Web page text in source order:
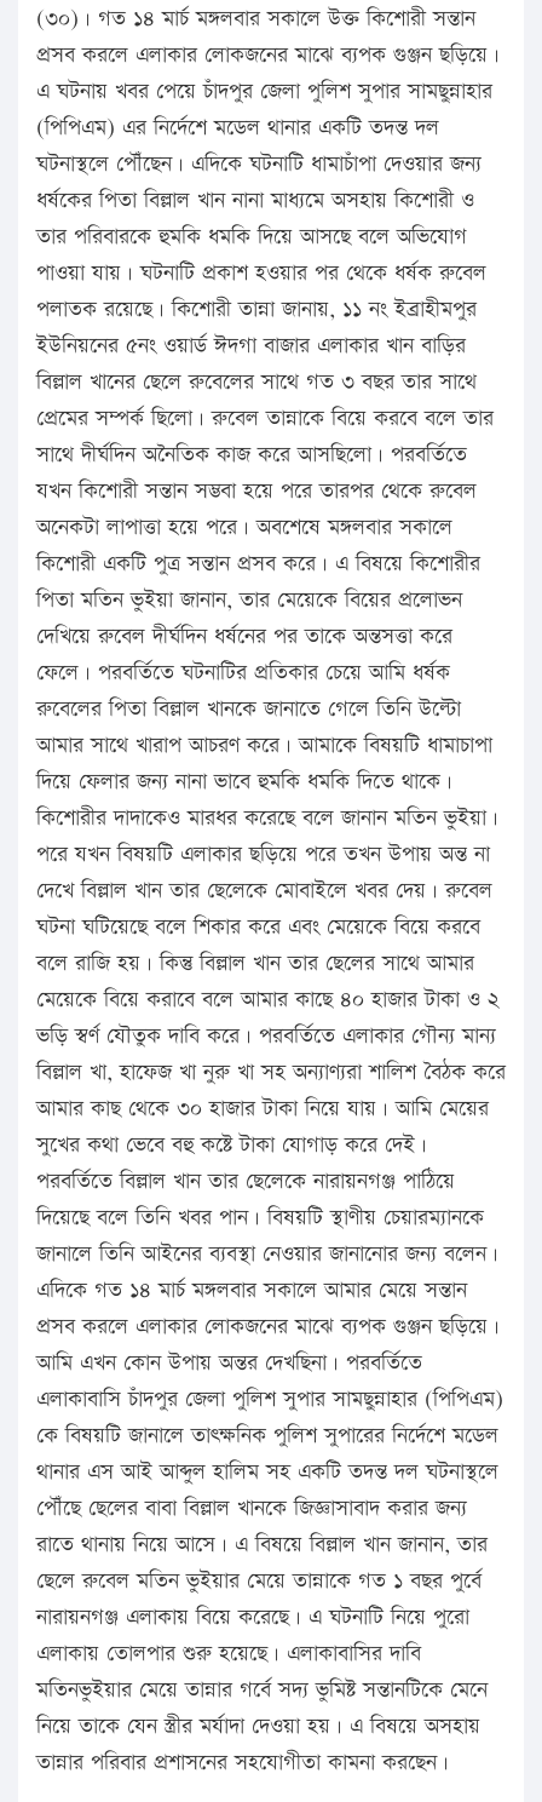
(৩০)। গত ১৪ মার্চ মঙ্গলবার সকালে উক্ত কিশোরী সন্তান
প্রসব করলে এলাকার লোকজনের মাঝে ব্যপক গুঞ্জন ছড়িয়ে।
এ ঘটনায় খবর পেয়ে চাঁদপুর জেলা পুলিশ সুপার সামছুন্নাহার
(পিপিএম) এর নির্দেশে মডেল থানার একটি তদন্ত দল
ঘটনাস্থলে পৌঁছেন। এদিকে ঘটনাটি ধামাচাঁপা দেওয়ার জন্য
ধর্ষকের পিতা বিল্লাল খান নানা মাধ্যমে অসহায় কিশোরী ও
তার পরিবারকে হুমকি ধমকি দিয়ে আসছে বলে অভিযোগ
পাওয়া যায়। ঘটনাটি প্রকাশ হওয়ার পর থেকে ধর্ষক রুবেল
পলাতক রয়েছে। কিশোরী তান্না জানায়, ১১ নং ইব্রাহীমপুর
ইউনিয়নের ৫নং ওয়ার্ড ঈদগা বাজার এলাকার খান বাড়ির
বিল্লাল খানের ছেলে রুবেলের সাথে গত ৩ বছর তার সাথে
প্রেমের সম্পর্ক ছিলো। রুবেল তান্নাকে বিয়ে করবে বলে তার
সাথে দীর্ঘদিন অনৈতিক কাজ করে আসছিলো। পরবর্তিতে
যখন কিশোরী সন্তান সম্ভবা হয়ে পরে তারপর থেকে রুবেল
অনেকটা লাপাত্তা হয়ে পরে। অবশেষে মঙ্গলবার সকালে
কিশোরী একটি পুত্র সন্তান প্রসব করে। এ বিষয়ে কিশোরীর
পিতা মতিন ভুইয়া জানান, তার মেয়েকে বিয়ের প্রলোভন
দেখিয়ে রুবেল দীর্ঘদিন ধর্ষনের পর তাকে অন্তসত্তা করে
ফেলে। পরবর্তিতে ঘটনাটির প্রতিকার চেয়ে আমি ধর্ষক
রুবেলের পিতা বিল্লাল খানকে জানাতে গেলে তিনি উল্টো
আমার সাথে খারাপ আচরণ করে। আমাকে বিষয়টি ধামাচাপা
দিয়ে ফেলার জন্য নানা ভাবে হুমকি ধমকি দিতে থাকে।
কিশোরীর দাদাকেও মারধর করেছে বলে জানান মতিন ভুইয়া।
পরে যখন বিষয়টি এলাকার ছড়িয়ে পরে তখন উপায় অন্ত না
দেখে বিল্লাল খান তার ছেলেকে মোবাইলে খবর দেয়। রুবেল
ঘটনা ঘটিয়েছে বলে শিকার করে এবং মেয়েকে বিয়ে করবে
বলে রাজি হয়। কিন্তু বিল্লাল খান তার ছেলের সাথে আমার
মেয়েকে বিয়ে করাবে বলে আমার কাছে ৪০ হাজার টাকা ও ২
ভড়ি স্বর্ণ যৌতুক দাবি করে। পরবর্তিতে এলাকার গৌন্য মান্য
বিল্লাল খা, হাফেজ খা নুরু খা সহ অন্যাণ্যরা শালিশ বৈঠক করে
আমার কাছ থেকে ৩০ হাজার টাকা নিয়ে যায়। আমি মেয়ের
সুখের কথা ভেবে বহু কষ্টে টাকা যোগাড় করে দেই।
পরবর্তিতে বিল্লাল খান তার ছেলেকে নারায়নগঞ্জ পাঠিয়ে
দিয়েছে বলে তিনি খবর পান। বিষয়টি স্থাণীয় চেয়ারম্যানকে
জানালে তিনি আইনের ব্যবস্থা নেওয়ার জানানোর জন্য বলেন।
এদিকে গত ১৪ মার্চ মঙ্গলবার সকালে আমার মেয়ে সন্তান
প্রসব করলে এলাকার লোকজনের মাঝে ব্যপক গুঞ্জন ছড়িয়ে।
আমি এখন কোন উপায় অন্তর দেখছিনা। পরবর্তিতে
এলাকাবাসি চাঁদপুর জেলা পুলিশ সুপার সামছুন্নাহার (পিপিএম)
কে বিষয়টি জানালে তাৎক্ষনিক পুলিশ সুপারের নির্দেশে মডেল
থানার এস আই আব্দুল হালিম সহ একটি তদন্ত দল ঘটনাস্থলে
পৌঁছে ছেলের বাবা বিল্লাল খানকে জিজ্ঞাসাবাদ করার জন্য
রাতে থানায় নিয়ে আসে। এ বিষয়ে বিল্লাল খান জানান, তার
ছেলে রুবেল মতিন ভুইয়ার মেয়ে তান্নাকে গত ১ বছর পুর্বে
নারায়নগঞ্জ এলাকায় বিয়ে করেছে। এ ঘটনাটি নিয়ে পুরো
এলাকায় তোলপার শুরু হয়েছে। এলাকাবাসির দাবি
মতিনভুইয়ার মেয়ে তান্নার গর্বে সদ্য ভুমিষ্ট সন্তানটিকে মেনে
নিয়ে তাকে যেন স্ত্রীর মর্যাদা দেওয়া হয়। এ বিষয়ে অসহায়
তান্নার পরিবার প্রশাসনের সহযোগীতা কামনা করছেন।